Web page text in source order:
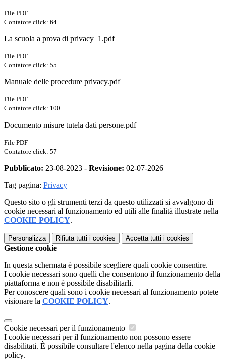
File PDF
Contatore click: 64
La scuola a prova di privacy_1.pdf
File PDF
Contatore click: 55
Manuale delle procedure privacy.pdf
File PDF
Contatore click: 100
Documento misure tutela dati persone.pdf
File PDF
Contatore click: 57
Pubblicato: 23-08-2023 - Revisione: 02-07-2026
Tag pagina: Privacy
Questo sito o gli strumenti terzi da questo utilizzati si avvalgono di
cookie necessari al funzionamento ed utili alle finalità illustrate nella
COOKIE POLICY.
Personalizza Rifiuta tutti i cookies Accetta tutti i cookies
Gestione cookie
In questa schermata è possibile scegliere quali cookie consentire.
I cookie necessari sono quelli che consentono il funzionamento della
piattaforma e non è possibile disabilitarli.
Per conoscere quali sono i cookie necessari al funzionamento potete
visionare la COOKIE POLICY.
Cookie necessari per il funzionamento
I cookie necessari per il funzionamento non possono essere
disabilitati. È possibile consultare l'elenco nella pagina della cookie
policy.